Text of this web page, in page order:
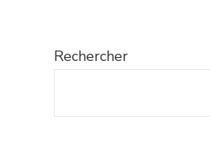
Rechercher